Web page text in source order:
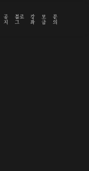
공
지
블로
그
강
좌
모
금
문
의